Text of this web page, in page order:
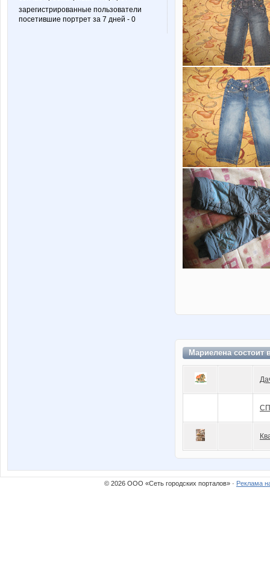
зарегистрированные пользователи
посетившие портрет за 7 дней - 0
Мариелена состоит
© 2026 ООО «Сеть городских порталов» · Реклама